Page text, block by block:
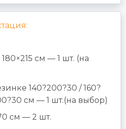
см — 1 шт. (на
140?200?30 / 160?
см — 1 шт.(на выбор)
см — 2 шт.